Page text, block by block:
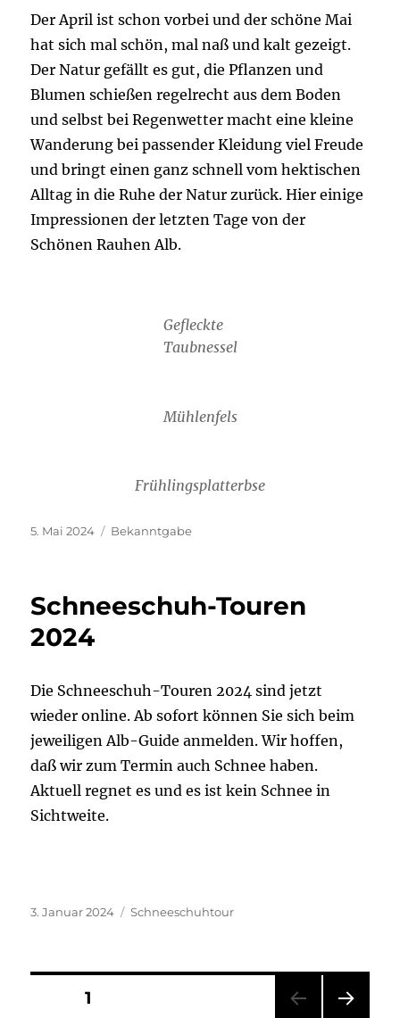
Der April ist schon vorbei und der schöne Mai
hat sich mal schön, mal naß und kalt gezeigt.
Der Natur gefällt es gut, die Pflanzen und
Blumen schießen regelrecht aus dem Boden
und selbst bei Regenwetter macht eine kleine
Wanderung bei passender Kleidung viel Freude
und bringt einen ganz schnell vom hektischen
Alltag in die Ruhe der Natur zurück. Hier einige
Impressionen der letzten Tage von der
Schönen Rauhen Alb.
Gefleckte
Taubnessel
Mühlenfels
Frühlingsplatterbse
Veröffentlicht
5. Mai 2024 Kategorien
Bekanntgabe
Schneeschuh-Touren
2024
Die Schneeschuh-Touren 2024 sind jetzt
wieder online. Ab sofort können Sie sich beim
jeweiligen Alb-Guide anmelden. Wir hoffen,
daß wir zum Termin auch Schnee haben.
Aktuell regnet es und es ist kein Schnee in
Sichtweite.
Veröffentlicht
3. Januar 2024 Kategorien
Schneeschuhtour
Seitennummerierung
SEITE1